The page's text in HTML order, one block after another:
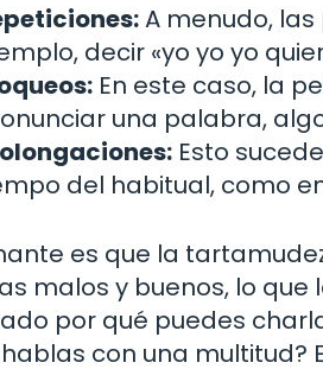
A menudo,
decir «yo yo yo
En este caso, la
una palabra,
Esto
del habitual, como en
es que la
malos y buenos, lo
por qué puedes
con una multitud?